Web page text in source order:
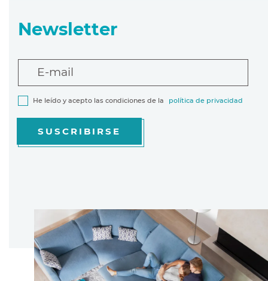
Newsletter
E-mail
He leído y acepto las condiciones de la política de privacidad
SUSCRIBIRSE